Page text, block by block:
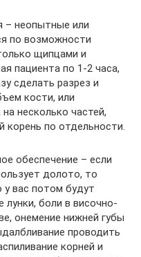
– неопытные или
по возможности
щипцами и
пациента по 1-2 часа,
сделать разрез и
кости, или
несколько частей,
корень по отдельности.
обеспечение – если
долото, то
у вас потом будут
лунки, боли в височно-
онемение нижней губы
проводить
корней и